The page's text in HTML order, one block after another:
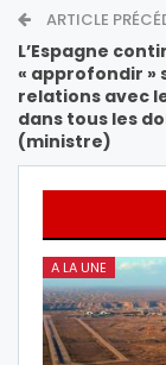
ARTICLE
L’Espagne
« approfondir »
relations avec
dans tous les
(ministre)
A LA UNE